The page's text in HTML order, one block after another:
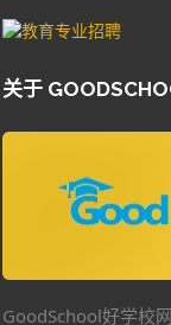
关于
GoodSchool好学校